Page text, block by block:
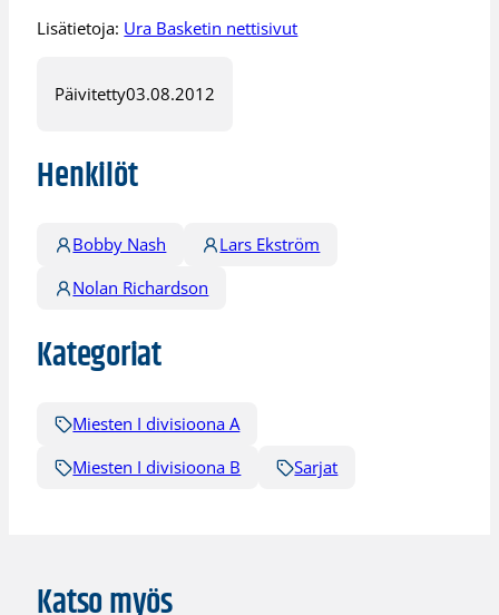
Lisätietoja: Ura Basketin nettisivut
Päivitetty03.08.2012
Henkilöt
Bobby Nash
Lars Ekström
Nolan Richardson
Kategoriat
Miesten I divisioona A
Miesten I divisioona B
Sarjat
Katso myös